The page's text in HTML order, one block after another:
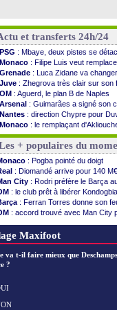
et transferts 24h/24
PSG : Mbaye, deux pistes se
Monaco : Filipe Luis veut
Grenade : Luca Zidane va
Juve : Zhegrova très clair sur son
OM : Aguerd, le plan B de Naples
Arsenal : Guimarães a signé son
Nantes : direction Chypre pour
Monaco : le remplaçant
Man Utd: Bayindir signe au Celta
City: Enzo Fernandez pour
: l'option Monaco pour
: Lucas Perri a été approché
PSG : le coach de l'Ajax insiste
PSG: une 2e offre en préparation
Francfort: Dina Ebimbe signe à
Strasbourg: Saïdou Sow prêté à
Monaco: Filipe Luis aimerait
Barça: première offre à 45 M€
Tottenham: Van de Ven va
Barça
2030
+ populaires du
: Pogba pointé du doigt
: Diomandé arrive pour 140
City : Rodri préfère le Barça
: le club prêt à libérer
: Ferran Torres donne son
: accord trouvé avec Man City
: Luis Enrique satisfait malgré
Maxifoot
va t-il faire mieux que
?